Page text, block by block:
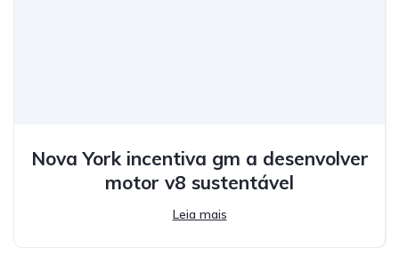
Nova York incentiva gm a desenvolver
motor v8 sustentável
Leia mais